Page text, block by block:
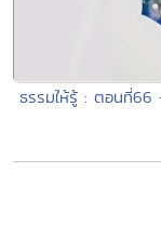
ธรรมให้รู้ : ตอนที่66